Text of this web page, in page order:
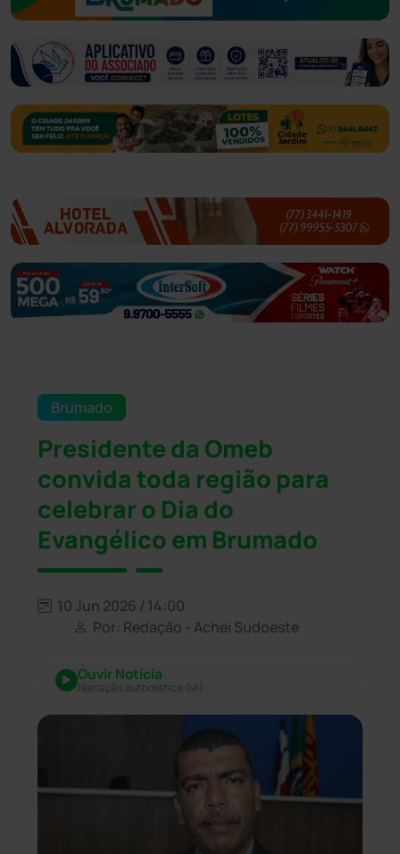
Brumado
Presidente da Omeb
convida toda região para
celebrar o Dia do
Evangélico em Brumado
10 Jun 2026 / 14:00
Por: Redação - Achei Sudoeste
Ouvir Notícia
Narração automática (IA)